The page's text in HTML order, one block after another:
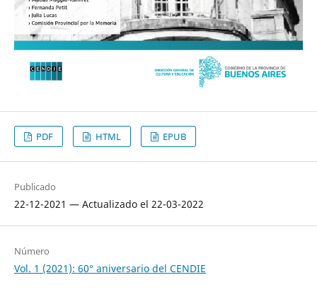
PDF HTML EPUB
Publicado
22-12-2021 — Actualizado el 22-03-2022
Número
Vol. 1 (2021): 60° aniversario del CENDIE